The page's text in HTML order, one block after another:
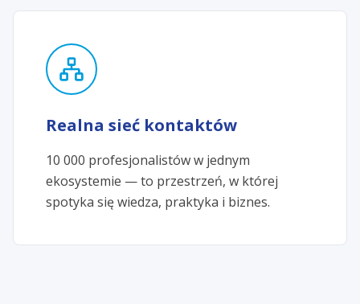
Realna sieć kontaktów
10 000 profesjonalistów w jednym
ekosystemie — to przestrzeń, w której
spotyka się wiedza, praktyka i biznes.